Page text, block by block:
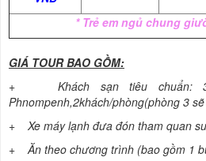
* Trẻ em ngủ chung
GIÁ TOUR BAO GỒM:
+ Khách sạn tiêu chuẩn: 3
Phnompenh,2khách/phòng(phòng 3
+ Xe máy lạnh đưa đón tham quan
+ Ăn theo chương trình (bao gồm 1